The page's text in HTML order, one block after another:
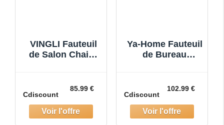
VINGLI Fauteuil
de Salon Chaise
Fauteuil dAttente
Chaise de Bureau
en Ve
Cdiscount
85.99 €
Ya-Home Fauteuil
de Bureau
Pivotante à 360°
Siège Bureau
Hauteur Régl
Cdiscount
102.99 €